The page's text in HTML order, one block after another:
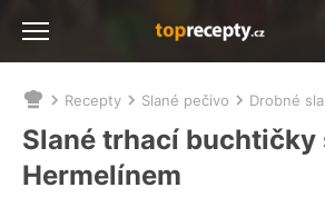
Nacházíte
se
zde:
Recepty Slané pečivo Drobné
Slané trhací buchtičky
Hermelínem